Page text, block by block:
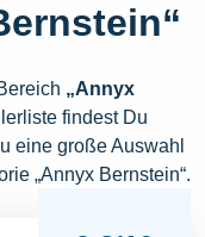
„Annyx
findest Du
eine große Auswahl
„Annyx Bernstein“.